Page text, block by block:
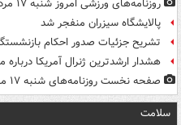
روزنامه‌های ورزشی امروز ‌شنبه ۱۷ مرداد ۱۴۰۵
پالایشگاه سیزران منفجر شد
تشریح جزئیات صدور احکام
هشدار ارشدترین ژنرال آمریکا
صفحه نخست روزنامه‌های شنبه ۱۷ مرداد ۱۴۰۵
سلامت